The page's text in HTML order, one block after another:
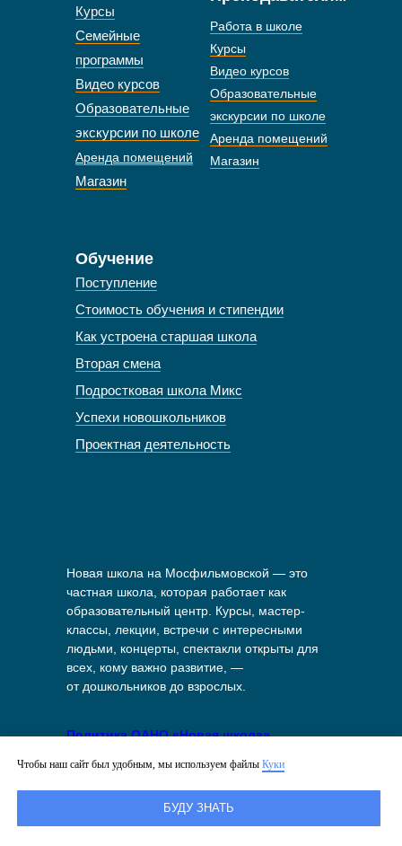
Новая школа на Мосфильмовской — это
частная школа, которая работает как
образовательный центр. Курсы, мастер-
классы, лекции, встречи с интересными
людьми, концерты, спектакли открыты для
всех, кому важно развитие, —
от дошкольников до взрослых.
Обучение
Курсы
Семейные
программы
Видео курсов
Образовательные
экскурсии по школе
Аренда помещений
Магазин
Работа в школе
Курсы
Видео курсов
Образовательные
экскурсии по школе
Аренда помещений
Магазин
Поступление
Стоимость обучения и стипендии
Как устроена старшая школа
Вторая смена
Подростковая школа Микс
Успехи новошкольников
Проектная деятельность
Политика ОАНО «Новая школа»
данных
Политика в отношении файлов куки
на сайте
Чтобы наш сайт был удобным, мы используем файлы Куки
БУДУ ЗНАТЬ